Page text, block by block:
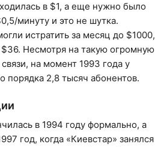
в $1, а еще нужно было
минуту и это не шутка.
истратить за месяц до $1000,
Несмотря на такую огромную
на момент 1993 года у
порядка 2,8 тысяч абонентов.
в 1994 году формально, а
год, когда «Киевстар» занялся